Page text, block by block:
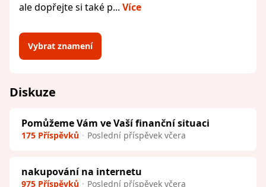
ale dopřejte si také p... Více
Vybrat znamení
Diskuze
Pomůžeme Vám ve Vaší finanční situaci
175 Příspěvků Poslední příspěvek včera
nakupování na internetu
975 Příspěvků Poslední příspěvek včera